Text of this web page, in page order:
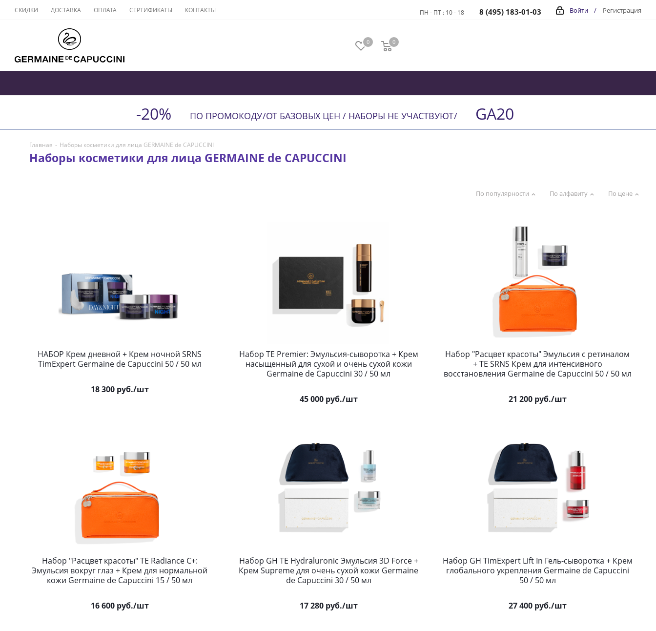
СКИДКИ ДОСТАВКА ОПЛАТА СЕРТИФИКАТЫ КОНТАКТЫ Войти / Регистрация
ПН - ПТ : 10 - 18 8 (495) 183-01-03
0 0
-20% ПО ПРОМОКОДУ/ОТ БАЗОВЫХ ЦЕН / НАБОРЫ НЕ УЧАСТВУЮТ/ GA20
Главная - Наборы косметики для лица GERMAINE de CAPUCCINI
Наборы косметики для лица GERMAINE de CAPUCCINI
По популярности По алфавиту По цене
НАБОР Крем дневной + Крем ночной SRNS
TimExpert Germaine de Capuccini 50 / 50 мл
18 300руб./шт
Набор TE Premier: Эмульсия-сыворотка + Крем
насыщенный для сухой и очень сухой кожи
Germaine de Capuccini 30 / 50 мл
45 000руб./шт
Набор "Расцвет красоты" Эмульсия с ретиналом
+ TE SRNS Крем для интенсивного
восстановления Germaine de Capuccini 50 / 50 мл
21 200руб./шт
Набор "Расцвет красоты" TE Radiance С+:
Эмульсия вокруг глаз + Крем для нормальной
кожи Germaine de Capuccini 15 / 50 мл
16 600руб./шт
Набор GH TE Hydraluronic Эмульсия 3D Force +
Крем Supreme для очень сухой кожи Germaine
de Capuccini 30 / 50 мл
17 280руб./шт
Набор GH TimExpert Lift In Гель-сыворотка + Крем
глобального укрепления Germaine de Capuccini
50 / 50 мл
27 400руб./шт